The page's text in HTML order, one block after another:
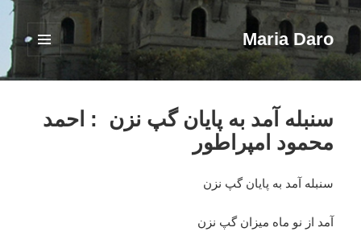
Maria Daro
فهرست
ابزارک‌ها
سنبله آمد به پایان گپ نزن : احمد
محمود امپراطور
سنبله آمد به پایان گپ نزن
آمد از نو ماه میزان گپ نزن